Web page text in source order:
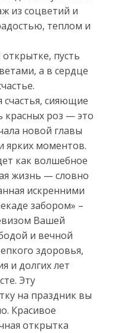
из соцветий и
теплом и
пусть
а в сердце
сияющие
красных роз — это
новой главы
ярких моментов.
как волшебное
жизнь — словно
искренними
забором» –
Вашей
и вечной
здоровья,
и долгих лет
Эту
на праздник вы
Красивое
открытка